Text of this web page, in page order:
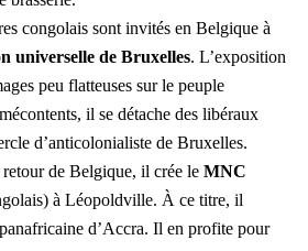
congolais sont invités en Belgique à
universelle de Bruxelles. L’exposition
peu flatteuses sur le peuple
il se détache des libéraux
d’anticolonialiste de Bruxelles.
de Belgique, il crée le MNC
à Léopoldville. À ce titre, il
d’Accra. Il en profite pour